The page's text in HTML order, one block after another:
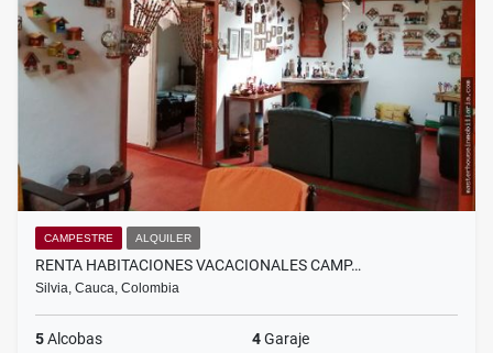
CAMPESTRE ALQUILER
RENTA HABITACIONES VACACIONALES CAMP…
Silvia, Cauca, Colombia
5Alcobas 4Garaje